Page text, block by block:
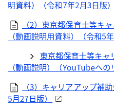
明資料）（令和7年2月3日版）
（2）東京都保育士等キ
（動画説明用資料）（令和5
東京都保育士等キャ
（動画説明）（YouTubeへの
（3）キャリアアップ補
5月27日版）